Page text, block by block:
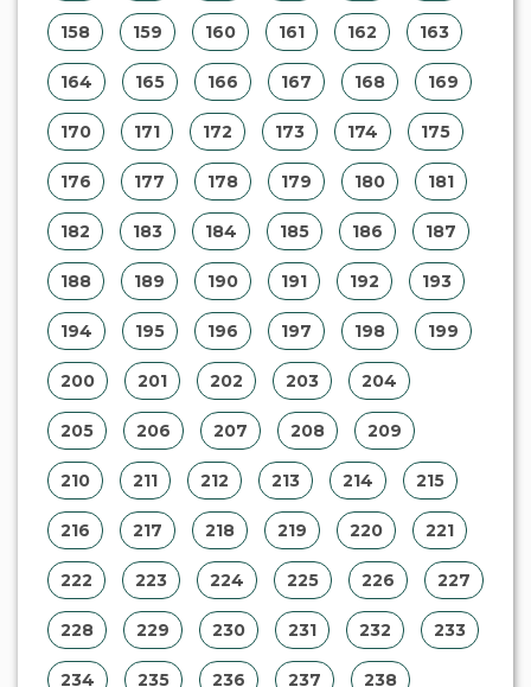
158 159 160 161 162 163
164 165 166 167 168 169
170 171 172 173 174 175
176 177 178 179 180 181
182 183 184 185 186 187
188 189 190 191 192 193
194 195 196 197 198 199
200 201 202 203 204
205 206 207 208 209
210 211 212 213 214 215
216 217 218 219 220 221
222 223 224 225 226 227
228 229 230 231 232 233
234 235 236 237 238